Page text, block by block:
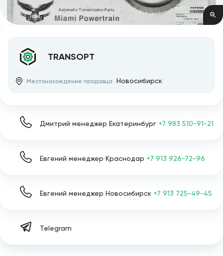
Telegram
Евгений менеджер Новосибирск +7 913 725-49-45
Евгений менеджер Краснодар +7 913 926-72-96
Дмитрий менеджер Екатеринбург +7 983 510-91-21
TRANSOPT
Местонахождение продавца Новосибирск